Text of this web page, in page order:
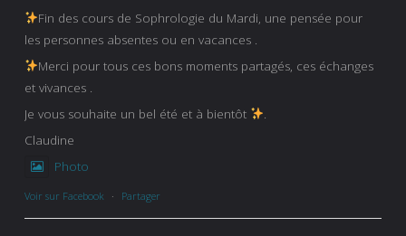
Fin des cours de Sophrologie du Mardi, une pensée pour
les personnes absentes ou en vacances .
Merci pour tous ces bons moments partagés, ces échanges
et vivances .
Je vous souhaite un bel été et à bientôt
.
Claudine
Photo
Voir sur Facebook · Partager